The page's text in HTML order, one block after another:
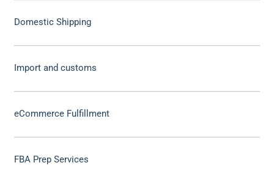
Domestic Shipping
Import and customs
eCommerce Fulfillment
FBA Prep Services